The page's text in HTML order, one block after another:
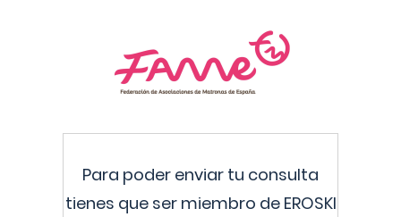
Para poder enviar tu consulta
tienes que ser miembro de EROSKI